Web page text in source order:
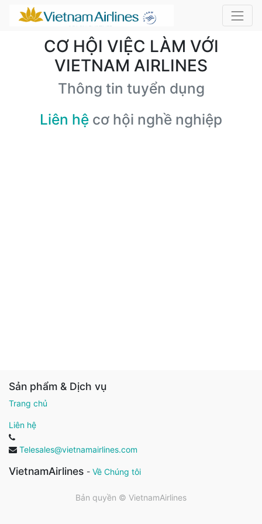
CƠ HỘI VIỆC LÀM VỚI
VIETNAM AIRLINES
Thông tin tuyển dụng
Liên hệ cơ hội nghề nghiệp
Sản phẩm & Dịch vụ
Trang chủ
Liên hệ
Telesales@vietnamairlines.com
VietnamAirlines - Về Chúng tôi
Bản quyền © VietnamAirlines